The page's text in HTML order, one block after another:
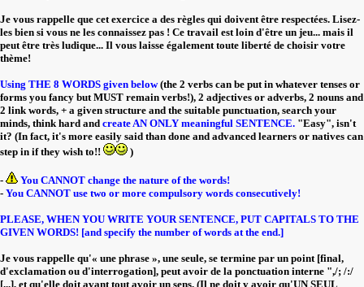
Je vous rappelle que cet exercice a des règles qui doivent être respectées. Lisez-
les bien si vous ne les connaissez pas ! Ce travail est loin d'être un jeu... mais il
peut être très ludique... Il vous laisse également toute liberté de choisir votre
thème!
Using THE 8 WORDS given below(the 2 verbs can be put in whatever tenses or
forms you fancy but MUST remain verbs!), 2 adjectives or adverbs, 2 nouns and
2 link words, + a given structure and the suitable punctuation, search your
minds, think hard and create AN ONLY meaningful SENTENCE. "Easy", isn't
it? (In fact, it's more easily said than done and advanced learners or natives can
step in if they wish to!!
)
-
You CANNOT change the nature of the words!
- You CANNOT use two or more compulsory words consecutively!
PLEASE, WHEN YOU WRITE YOUR SENTENCE, PUT CAPITALS TO THE
GIVEN WORDS! [and specify the number of words at the end.]
Je vous rappelle qu'« une phrase », une seule, se termine par un point [final,
d'exclamation ou d'interrogation], peut avoir de la ponctuation interne ",/; /:/
[...], et qu'elle doit avant tout avoir un sens. (Il ne doit y avoir qu'UN SEUL